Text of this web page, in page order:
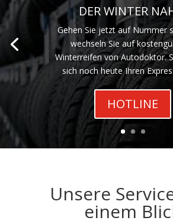
DER WINTER
Gehen Sie jetzt auf Nummer
wechseln Sie auf
Winterreifen von Autodoktor.
sich noch heute Ihren
HOTLINE
Unsere
einem